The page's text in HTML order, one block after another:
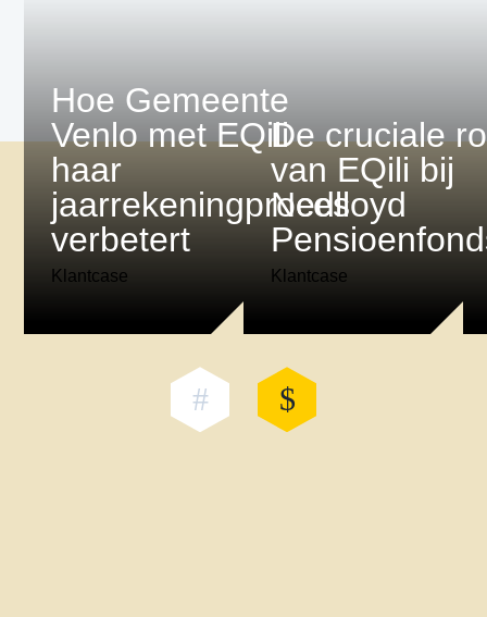
Hoe Gemeente
Venlo met EQili
haar
jaarrekeningproces
verbetert
Klantcase
De cruciale
van EQili bij
Nedlloyd
Klantcase